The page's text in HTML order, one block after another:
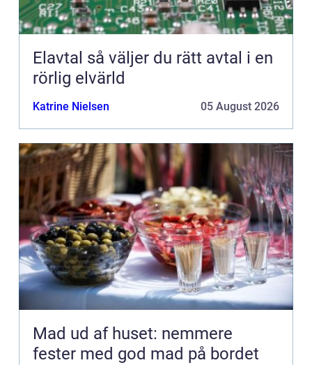
Elavtal så väljer du rätt avtal i en
rörlig elvärld
Katrine Nielsen 05 August 2026
Mad ud af huset: nemmere
fester med god mad på bordet